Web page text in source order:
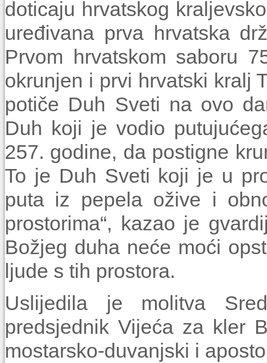
doticaju hrvatskog
uređivana prva hrvatska
Prvom hrvatskom saboru
okrunjen i prvi hrvatski kralj
potiče Duh Sveti na ovo
Duh koji je vodio
257. godine, da postigne
To je Duh Sveti koji je u
puta iz pepela ožive i
prostorima“, kazao je
Božjeg duha neće moći
ljude s tih prostora.
Uslijedila je molitva
predsjednik Vijeća za kler
mostarsko-duvanjski i